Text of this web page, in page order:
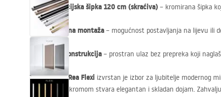
Stabilizacijska šipka 120 cm (skraćiva) – kromirana šipka
zone.
Univerzalna montaža – mogućnost postavljanja na lijevu ili
na pločice.
Walk-In konstrukcija – prostran ulaz bez prepreka koji
Tuš paravan Rea Flexi izvrstan je izbor za ljubitelje modernog
kombinaciji s kromom stvara elegantan i skladan dojam.